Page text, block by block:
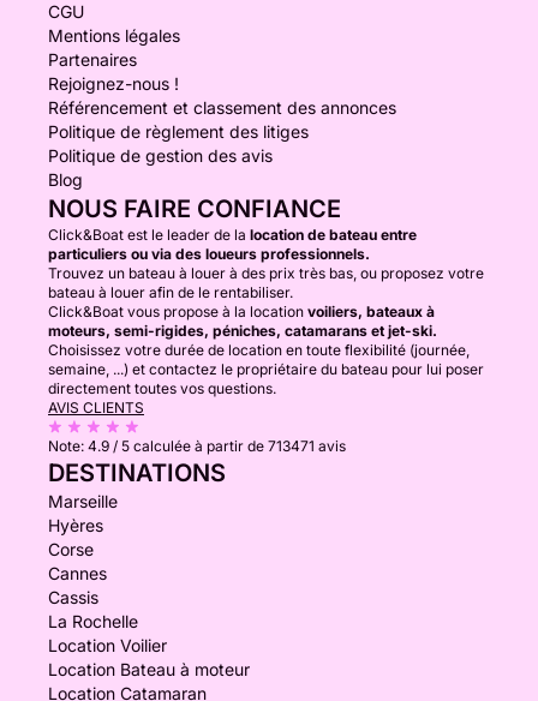
CGU
Mentions légales
Partenaires
Rejoignez-nous !
Référencement et classement des annonces
Politique de règlement des litiges
Politique de gestion des avis
Blog
NOUS FAIRE CONFIANCE
Click&Boat est le leader de la location de bateau entre
particuliers ou via des loueurs professionnels.
Trouvez un bateau à louer à des prix très bas, ou proposez votre
bateau à louer afin de le rentabiliser.
Click&Boat vous propose à la location voiliers, bateaux à
moteurs, semi-rigides, péniches, catamarans et jet-ski.
Choisissez votre durée de location en toute flexibilité (journée,
semaine, ...) et contactez le propriétaire du bateau pour lui poser
directement toutes vos questions.
AVIS CLIENTS
Note: 4.9 / 5 calculée à partir de 713471 avis
DESTINATIONS
Marseille
Hyères
Corse
Cannes
Cassis
La Rochelle
Location Voilier
Location Bateau à moteur
Location Catamaran